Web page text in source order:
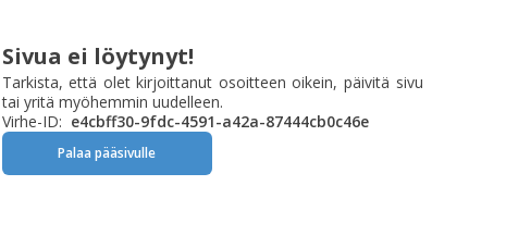
Sivua ei löytynyt!
Tarkista, että olet kirjoittanut osoitteen oikein, päivitä sivu
tai yritä myöhemmin uudelleen.
Virhe-ID: e4cbff30-9fdc-4591-a42a-87444cb0c46e